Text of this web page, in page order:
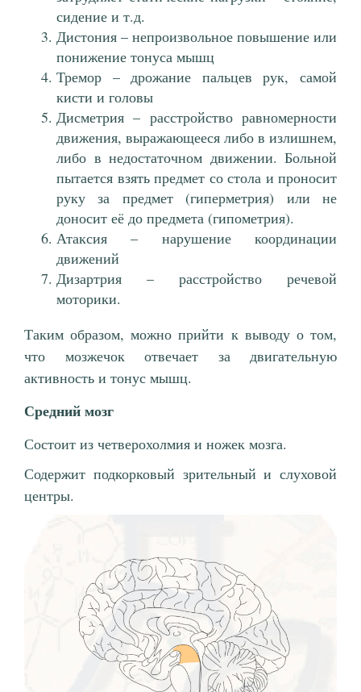
сидение и т.д.
Дистония – непроизвольное повышение или
понижение тонуса мышц
Тремор – дрожание пальцев рук, самой
кисти и головы
Дисметрия – расстройство равномерности
движения, выражающееся либо в излишнем,
либо в недостаточном движении. Больной
пытается взять предмет со стола и проносит
руку за предмет (гиперметрия) или не
доносит её до предмета (гипометрия).
Атаксия – нарушение координации
движений
Дизартрия – расстройство речевой
моторики.
Таким образом, можно прийти к выводу о том,
что мозжечок отвечает за двигательную
активность и тонус мышц.
Средний мозг
Состоит из четверохолмия и ножек мозга.
Содержит подкорковый зрительный и слуховой
центры.